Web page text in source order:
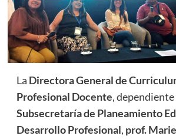
La Directora General de
Profesional Docente, dependiente
Subsecretaría de Planeamiento
Desarrollo Profesional, prof.